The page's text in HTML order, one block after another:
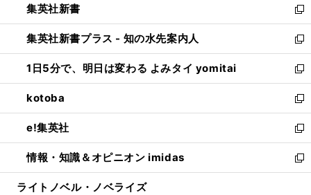
く
で
開
く
ィ
ン
ド
ウ
で
開
く
い
ウ
ィ
ン
ド
ウ
で
開
く
集英社新書
新
し
い
ウ
ィ
ン
ド
ウ
で
開
く
集英社新書プラス - 知の水先案内人
新
し
い
ウ
ィ
ン
ド
ウ
で
開
1日5分で、明日は変わる よみタイ yomitai
新
し
い
ウ
ィ
ン
ド
ウ
kotoba
新
し
い
ウ
ィ
ン
e!集英社
新
し
い
ウ
情報・知識＆オピニオン imidas
新
し
ライトノベル・ノベライズ